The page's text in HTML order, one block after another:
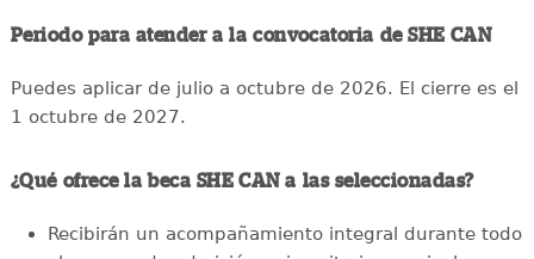
Periodo para atender a la convocatoria de SHE CAN
Puedes aplicar de julio a octubre de 2026. El cierre es el
1 octubre de 2027.
¿Qué ofrece la beca SHE CAN a las seleccionadas?
Recibirán un acompañamiento integral durante todo